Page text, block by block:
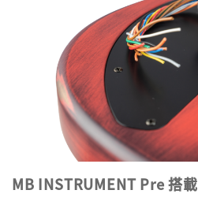
MB INSTRUMENT Pre 搭載